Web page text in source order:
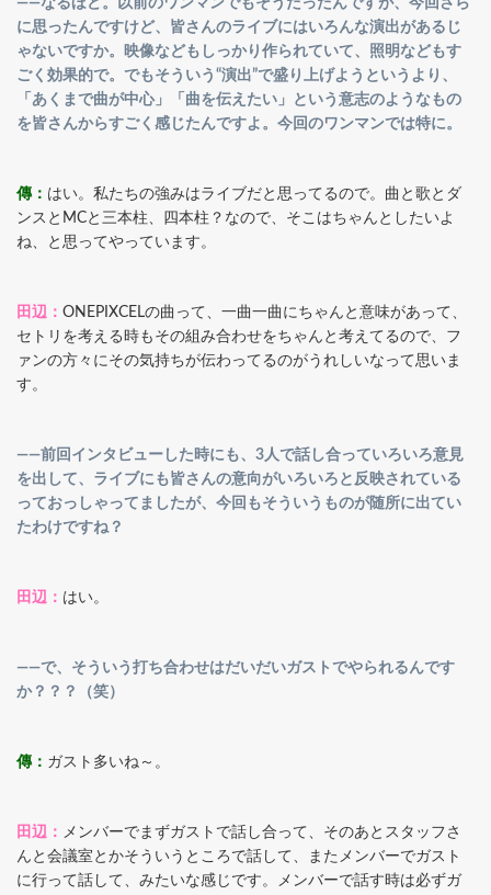
に思ったんですけど、皆さんのライブにはいろんな演出があるじ
ゃないですか。映像などもしっかり作られていて、照明などもす
ごく効果的で。でもそういう“演出”で盛り上げようというより、
「あくまで曲が中心」「曲を伝えたい」という意志のようなもの
を皆さんからすごく感じたんですよ。今回のワンマンでは特に。
傳： はい。私たちの強みはライブだと思ってるので。曲と歌とダ
ンスとMCと三本柱、四本柱？なので、そこはちゃんとしたいよ
ね、と思ってやっています。
田辺： ONEPIXCELの曲って、一曲一曲にちゃんと意味があって、
セトリを考える時もその組み合わせをちゃんと考えてるので、フ
ァンの方々にその気持ちが伝わってるのがうれしいなって思いま
す。
――前回インタビューした時にも、3人で話し合っていろいろ意見
を出して、ライブにも皆さんの意向がいろいろと反映されている
っておっしゃってましたが、今回もそういうものが随所に出てい
たわけですね？
田辺： はい。
――で、そういう打ち合わせはだいだいガストでやられるんです
か？？？（笑）
傳： ガスト多いね～。
田辺：
メンバーでまずガストで話し合って、そのあとスタッフさ
んと会議室とかそういうところで話して、またメンバーでガスト
に行って話して、みたいな感じです。メンバーで話す時は必ずガ